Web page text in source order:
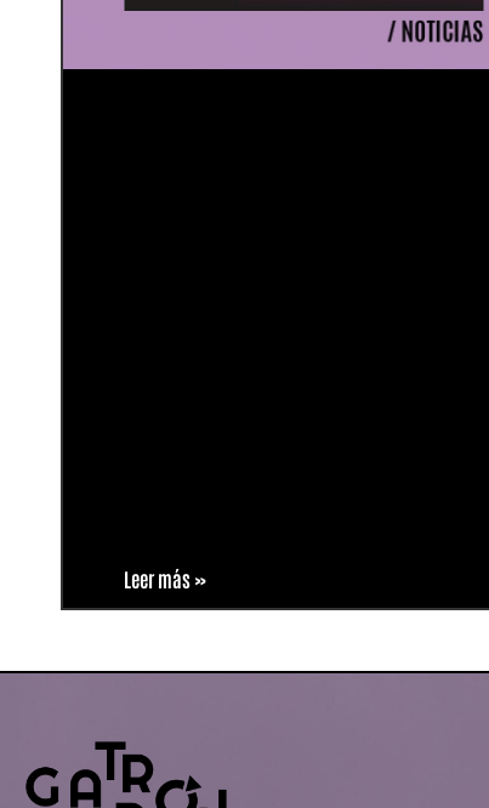
Leer más »